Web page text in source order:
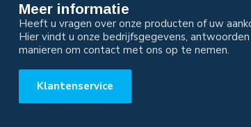
Meer informatie
Heeft u vragen over onze producten of uw
Hier vindt u onze bedrijfsgegevens,
manieren om contact met ons op te nemen.
Klantenservice